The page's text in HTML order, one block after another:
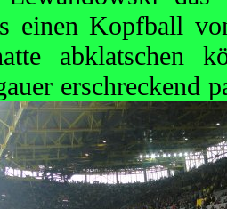
einen Kopfball
abklatschen
erschreckend